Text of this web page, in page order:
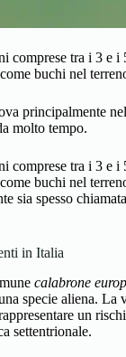
comprese tra i 3
buchi nel
principalmente
molto tempo.
comprese tra i 3
buchi nel
sia spesso
in Italia
calabrone
specie aliena.
un
settentrionale.